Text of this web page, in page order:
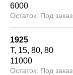
6000
Под заказ
1925
Т 15 80 80
11000
Под заказ